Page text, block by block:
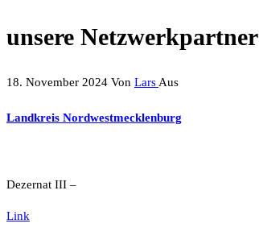
unsere Netzwerkpartner
18. November 2024 Von Lars Aus
Landkreis Nordwestmecklenburg
Dezernat III –
Link